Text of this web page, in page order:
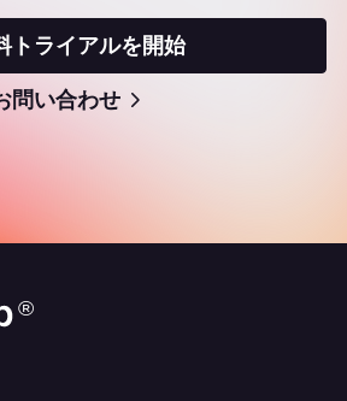
トライアルを開始
問い合わせ
®